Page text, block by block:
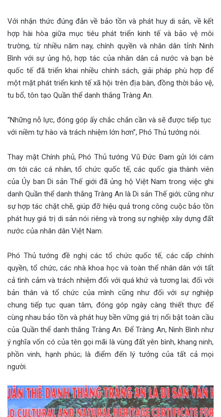
Với nhận thức đúng đắn về bảo tồn và phát huy di sản, về kết
hợp hài hòa giữa mục tiêu phát triển kinh tế và bảo vệ môi
trường, từ nhiều năm nay, chính quyền và nhân dân tỉnh Ninh
Bình với sự ủng hộ, hợp tác của nhân dân cả nước và bạn bè
quốc tế đã triển khai nhiều chính sách, giải pháp phù hợp để
một mặt phát triển kinh tế xã hội trên địa bàn, đồng thời bảo vệ,
tu bổ, tôn tạo Quần thể danh thắng Tràng An.
“Những nỗ lực, đóng góp ấy chắc chắn cần và sẽ được tiếp tục
với niềm tự hào và trách nhiệm lớn hơn”, Phó Thủ tướng nói.
Thay mặt Chính phủ, Phó Thủ tướng Vũ Đức Đam gửi lới cám
ơn tới các cá nhân, tổ chức quốc tế, các quốc gia thành viên
của Ủy ban Di sản Thế giới đã ủng hộ Việt Nam trong việc ghi
danh Quần thể danh thắng Tràng An là Di sản Thế giới; cũng như
sự hợp tác chặt chẽ, giúp đỡ hiệu quả trong công cuộc bảo tồn
phát huy giá trị di sản nói riêng và trong sự nghiệp xây dựng đất
nước của nhân dân Việt Nam.
Phó Thủ tướng đề nghị các tổ chức quốc tế, các cấp chính
quyền, tổ chức, các nhà khoa học và toàn thể nhân dân với tất
cả tình cảm và trách nhiệm đối với quá khứ và tương lai; đối với
bản thân và tổ chức của mình cũng như đối với sự nghiệp
chung tiếp tục quan tâm, đóng góp ngày càng thiết thực để
cùng nhau bảo tồn và phát huy bền vững giá trị nổi bật toàn cầu
của Quần thể danh thắng Tràng An. Để Tràng An, Ninh Bình như
ý nghĩa vốn có của tên gọi mãi là vùng đất yên bình, khang ninh,
phồn vinh, hạnh phúc; là điểm đến lý tưởng của tất cả mọi
người.